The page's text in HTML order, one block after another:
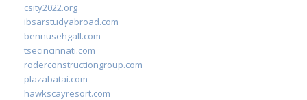
csity2022.org
ibsarstudyabroad.com
bennusehgall.com
tsecincinnati.com
roderconstructiongroup.com
plazabatai.com
hawkscayresort.com